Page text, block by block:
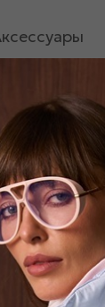
1 700 ₽3 400
Нет в наличии